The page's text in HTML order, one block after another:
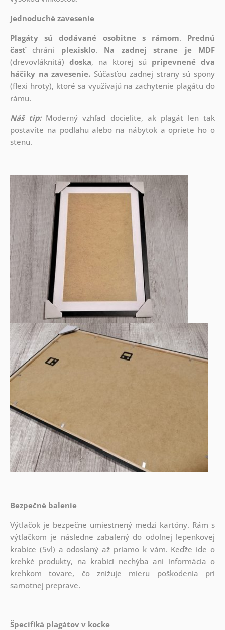
Jednoduché zavesenie
Plagáty sú dodávané osobitne s rámom. Prednú
časťchráni plexisklo. Na zadnej strane je
MDF
(drevovláknitá) doska, na ktorej sú pripevnené dva
háčiky na zavesenie.Súčasťou zadnej strany sú spony
(flexi hroty), ktoré sa využívajú na zachytenie plagátu do
rámu.
Náš tip: Moderný vzhľad docielite, ak plagát len tak
postavíte na podlahu alebo na nábytok a opriete ho o
stenu.
Bezpečné balenie
Výtlačok je bezpečne umiestnený medzi kartóny. Rám s
výtlačkom je následne zabalený do odolnej lepenkovej
krabice (5vl) a odoslaný až priamo k vám. Keďže ide o
krehké produkty, na krabici nechýba ani informácia o
krehkom tovare, čo znižuje mieru poškodenia pri
samotnej preprave.
Špecifiká plagátov v kocke